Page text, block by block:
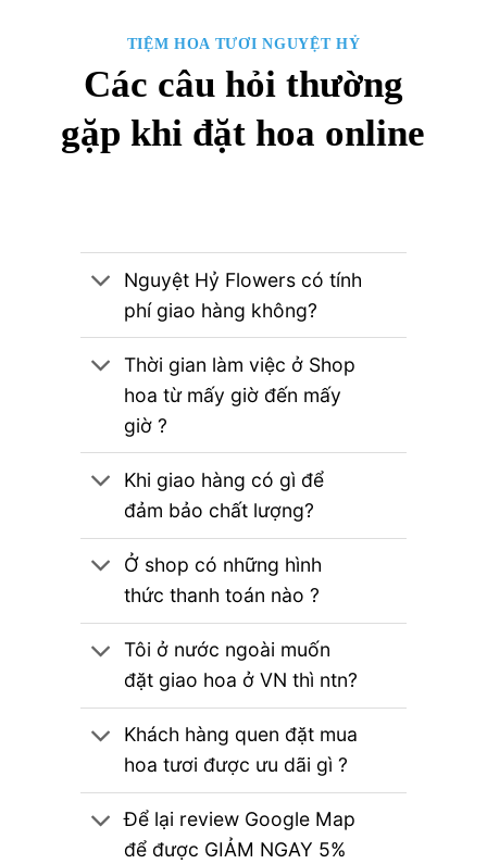
TIỆM HOA TƯƠI NGUYỆT HỶ
Các câu hỏi thường
gặp khi đặt hoa online
Nguyệt Hỷ Flowers có tính
phí giao hàng không?
Thời gian làm việc ở Shop
hoa từ mấy giờ đến mấy
giờ ?
Khi giao hàng có gì để
đảm bảo chất lượng?
Ở shop có những hình
thức thanh toán nào ?
Tôi ở nước ngoài muốn
đặt giao hoa ở VN thì ntn?
Khách hàng quen đặt mua
hoa tươi được ưu dãi gì ?
Để lại review Google Map
để được GIẢM NGAY 5%